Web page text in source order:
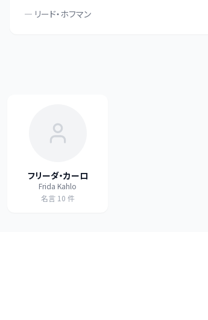
— リード・ホフマン
フリーダ・カーロ
Frida Kahlo
名言 10 件